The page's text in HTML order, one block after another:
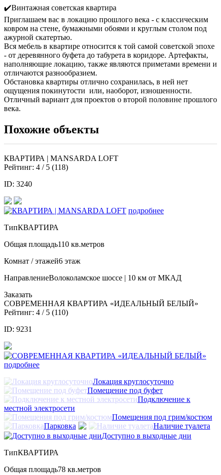
✔️Винтажная советская квартира
Приглашаем вас в локацию прошлого века - с классическим
ковром на стене, бумажными обоями и круглым столом под
ажурной скатертью.
Вся мебель в квартире относится к той самой советской эпохе
- от деревянного буфета до табурета в коридоре. Артефакты,
наполняющие локацию, также являются приметами времени и
отличаются разнообразием.
Обстановка квартиры отлично сохранилась, в ней нет
ощущения покинутости или, наоборот, изношенности.
Отличный вариант для проектов о второй половине прошлого
века.
Похожие объекты
КВАРТИРА | MANSARDA LOFT
Рейтинг: 4 / 5 (118)
ID: 3240
подробнее
ТипКВАРТИРА
Общая площадь110 кв.метров
Комнат / этажей6 этаж
НаправлениеВолоколамское шоссе | 10 км от МКАД
Заказать
СОВРЕМЕННАЯ КВАРТИРА «ИДЕАЛЬНЫЙ БЕЛЫЙ»
Рейтинг: 4 / 5 (110)
ID: 9231
подробнее
Локация круглосуточно
Помещение под буфет
Подключение к
местной электросети
Помещения под грим/костюм
Парковка
Наличие туалета
Доступно в выходные дни
ТипКВАРТИРА
Общая площадь78 кв.метров